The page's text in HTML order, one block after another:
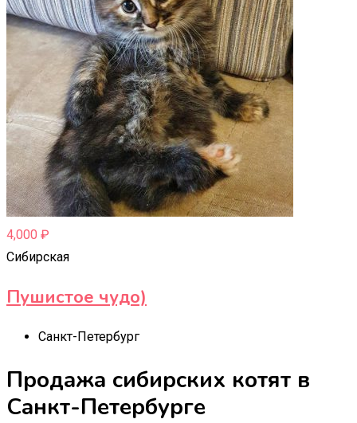
4,000 ₽
Сибирская
Пушистое чудо)
Санкт-Петербург
Продажа сибирских котят в
Санкт-Петербурге